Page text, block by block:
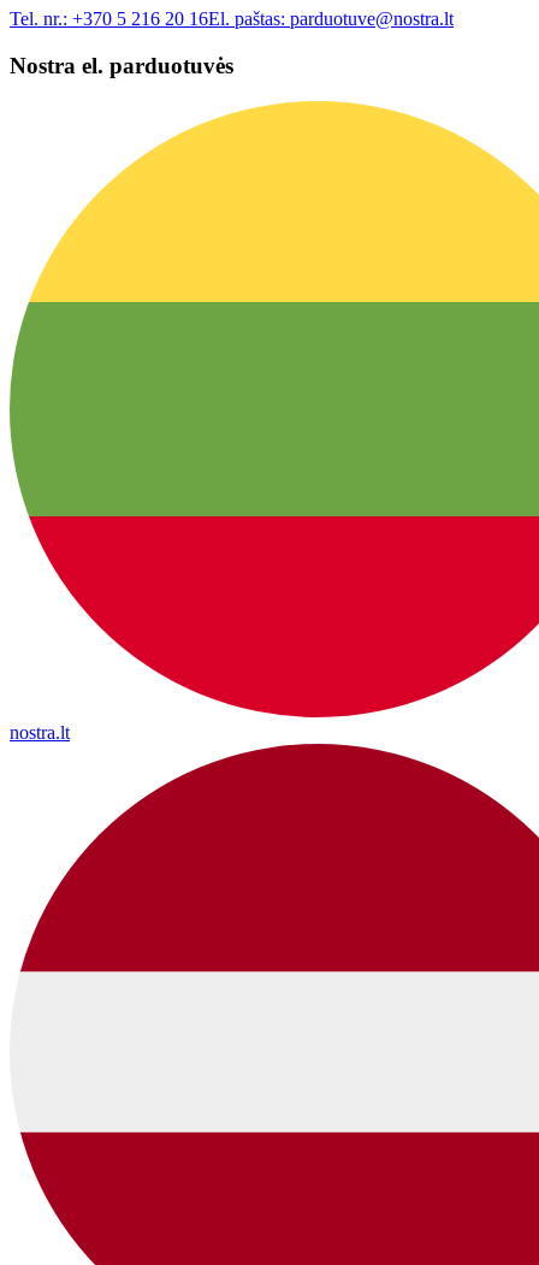
Tel. nr.: +370 5 216 20 16El. paštas: parduotuve@nostra.lt
Nostra el. parduotuvės
nostra.lt